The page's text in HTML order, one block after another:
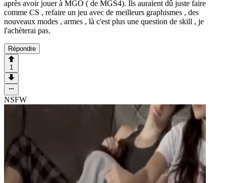
après avoir jouer à MGO ( de MGS4). Ils auraient dû juste faire
comme CS , refaire un jeu avec de meilleurs graphismes , des
nouveaux modes , armes , là c'est plus une question de skill , je
l'achèterai pas.
Répondre
1
NSFW